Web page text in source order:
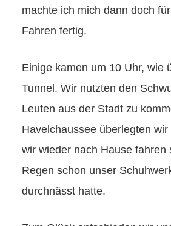
machte ich mich dann doch
Fahren fertig.
Einige kamen um 10 Uhr, wie
Tunnel. Wir nutzten den
Leuten aus der Stadt zu
Havelchaussee überlegten
wir wieder nach Hause fahren
Regen schon unser
durchnässt hatte.